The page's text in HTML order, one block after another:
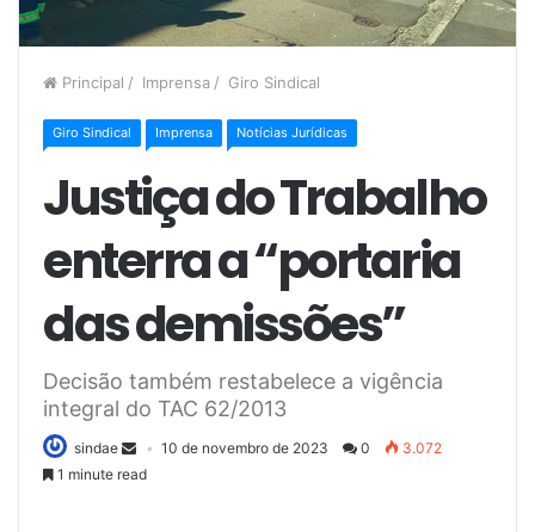
Principal / Imprensa / Giro Sindical
Giro Sindical Imprensa Notícias Jurídicas
Justiça do Trabalho
enterra a “portaria
das demissões”
Decisão também restabelece a vigência
integral do TAC 62/2013
sindae 10 de novembro de 2023 0
3.072
1 minute read